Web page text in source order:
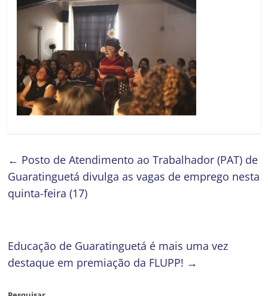
← Posto de Atendimento ao Trabalhador (PAT) de
Guaratinguetá divulga as vagas de emprego nesta
quinta-feira (17)
Educação de Guaratinguetá é mais uma vez
destaque em premiação da FLUPP! →